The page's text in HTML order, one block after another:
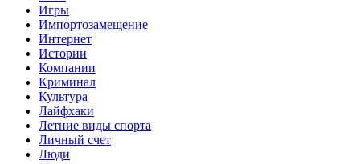
Игры
Импортозамещение
Интернет
Истории
Компании
Криминал
Культура
Лайфхаки
Летние виды спорта
Личный счет
Люди